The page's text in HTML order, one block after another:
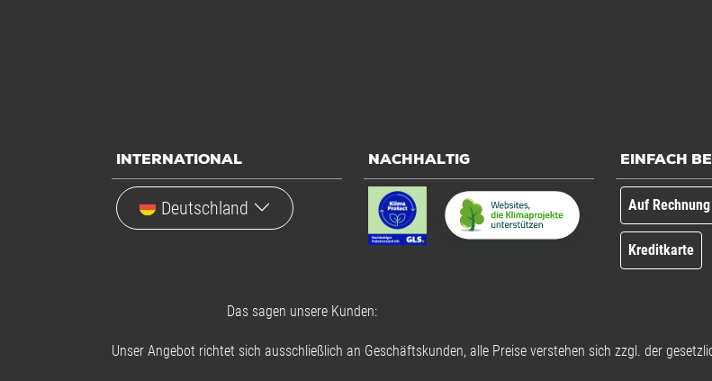
INTERNATIONAL
Deutschland
NACHHALTIG EINFACH
Auf Rechnung
Kreditkarte
Das sagen unsere Kunden:
Unser Angebot richtet sich ausschließlich an Geschäftskunden, alle Preise verstehen sich zzgl. der